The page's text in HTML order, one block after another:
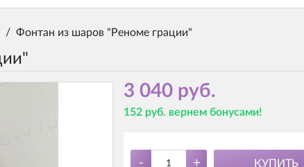
/ Фонтан из шаров "Реноме грации"
3 040 руб.
152 руб. вернем бонусами!
- + КУПИТЬ